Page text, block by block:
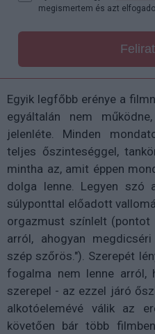
megismertem és azt
Egyik legfőbb erénye a
egyáltalán nem
jelenléte. Minden
teljes őszinteséggel,
mintha az, amit éppen
dolga lenne. Legyen szó
súlyponttal előadott
orgazmust színlelt (pontot
arról, ahogyan
szép szőrös."). Szerepét
fogalma nem lenne arról,
szerepel - az ezzel járó
alkotóelemévé válik az
követően bár több